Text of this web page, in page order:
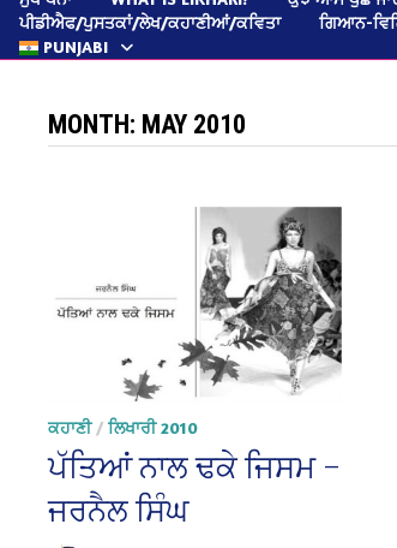
ਪੀਡੀਐਫ/ਪੁਸਤਕਾਂ/ਲੇਖ/ਕਹਾਣੀਆਂ/ਕਵਿਤਾ
ਗਿਆਨ-
PUNJABI
MONTH: MAY 2010
ਕਹਾਣੀ/ਲਿਖਾਰੀ 2010
ਪੱਤਿਆਂ ਨਾਲ ਢਕੇ ਜਿਸਮ –
ਜਰਨੈਲ ਸਿੰਘ